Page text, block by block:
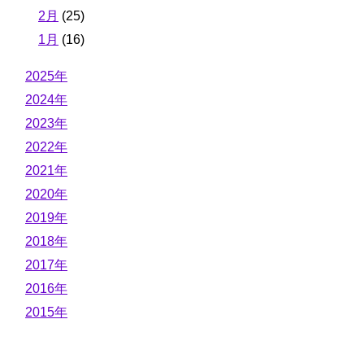
2月 (25)
1月 (16)
2025年
2024年
2023年
2022年
2021年
2020年
2019年
2018年
2017年
2016年
2015年